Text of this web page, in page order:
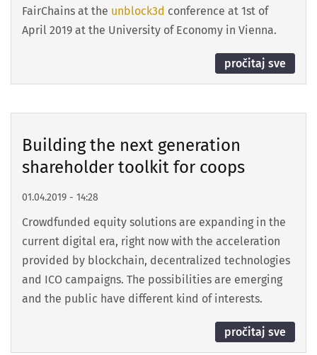
FairChains at the unblock3d conference at 1st of
April 2019 at the University of Economy in Vienna.
pročitaj sve
Building the next generation
shareholder toolkit for coops
01.04.2019 - 14:28
Crowdfunded equity solutions are expanding in the
current digital era, right now with the acceleration
provided by blockchain, decentralized technologies
and ICO campaigns. The possibilities are emerging
and the public have different kind of interests.
pročitaj sve